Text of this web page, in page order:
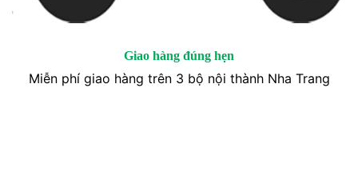
Giao hàng đúng hẹn
Miễn phí giao hàng trên 3 bộ nội thành Nha Trang